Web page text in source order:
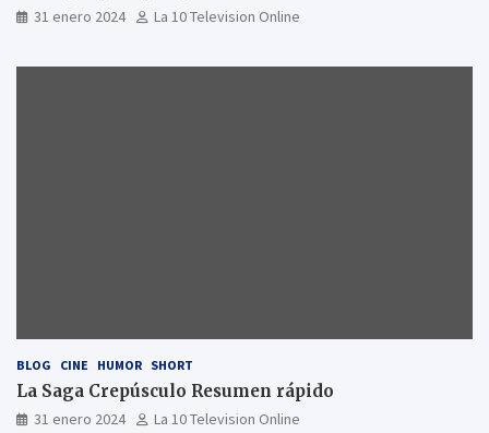
31 enero 2024 La 10 Television Online
BLOG CINE HUMOR SHORT
La Saga Crepúsculo Resumen rápido
31 enero 2024 La 10 Television Online